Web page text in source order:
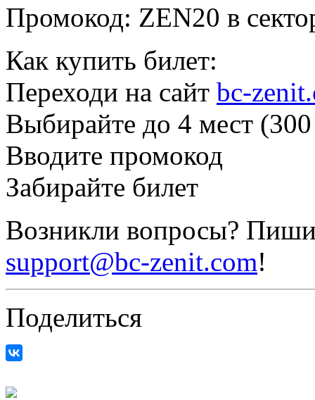
Промокод: ZEN20 в
Как купить билет:
Переходи на сайт bc-
Выбирайте до 4 мест
Вводите промокод
Забирайте билет
Возникли вопросы?
support@bc-zenit.com!
Поделиться